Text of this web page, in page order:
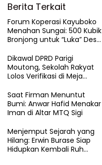
Berita Terkait
Forum Koperasi Kayuboko
Menahan Sungai: 500 Kubik
Bronjong untuk “Luka” Desa
Dikawal DPRD Parigi
Moutong, Sekolah Rakyat
Lolos Verifikasi di Meja
Saat Firman Menuntut
Bumi: Anwar Hafid Menakar
Iman di Altar MTQ Sigi
Menjemput Sejarah yang
Hilang: Erwin Burase Siap
Hidupkan Kembali Ruh